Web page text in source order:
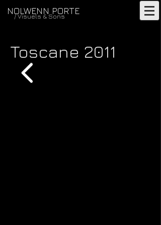
NOLWENN PORTE
/ Visuels & Sons
Toscane 2011